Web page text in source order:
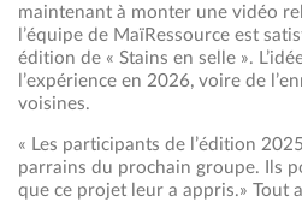
maintenant à monter une vidéo
l’équipe de MaïRessource est
édition de « Stains en selle ».
l’expérience en 2026, voire de
voisines.
« Les participants de l’édition
parrains du prochain groupe. Ils
que ce projet leur a appris.» Tout